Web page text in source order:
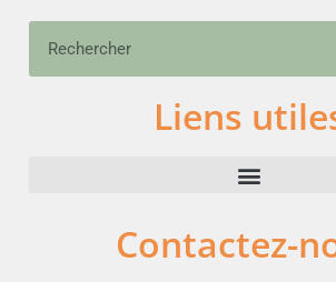
Liens
Contactez-